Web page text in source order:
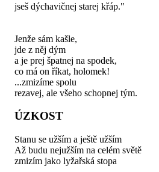
jseš dýchavičnej starej křáp."
Jenže sám kašle,
jde z něj dým
a je prej špatnej na spodek,
co má on říkat, holomek!
...zmizíme spolu
rezavej, ale všeho schopnej tým.
ÚZKOST
Stanu se užším a ještě užším
Až budu nejužším na celém světě
zmizím jako lyžařská stopa